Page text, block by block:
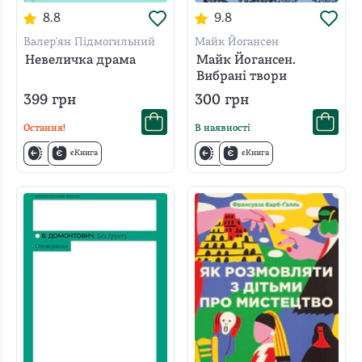
8.8
Валер'ян Підмогильний
Невеличка драма
399 грн
Остання!
єКнига
9.8
Майк Йогансен
Майк Йогансен.
Вибрані твори
300 грн
В наявності
єКнига